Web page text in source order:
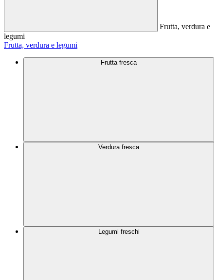
Frutta, verdura e
legumi
Frutta, verdura e legumi
Frutta fresca
Verdura fresca
Legumi freschi